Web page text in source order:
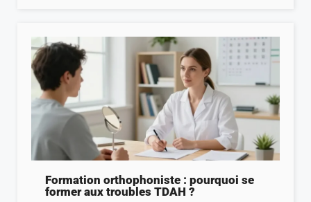
Formation orthophoniste : pourquoi se
former aux troubles TDAH ?